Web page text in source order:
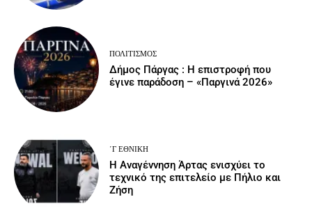
ΠΟΛΙΤΙΣΜΌΣ
Δήμος Πάργας : Η επιστροφή που
έγινε παράδοση – «Παργινά 2026»
΄Γ ΕΘΝΙΚΉ
Η Αναγέννηση Άρτας ενισχύει το
τεχνικό της επιτελείο με Πήλιο και
Ζήση